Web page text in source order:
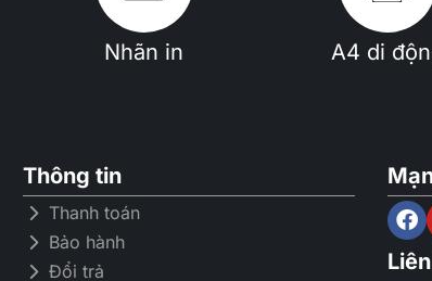
Nhãn in A4 di
Thông tin
Thanh toán
Bảo hành
Đổi trả